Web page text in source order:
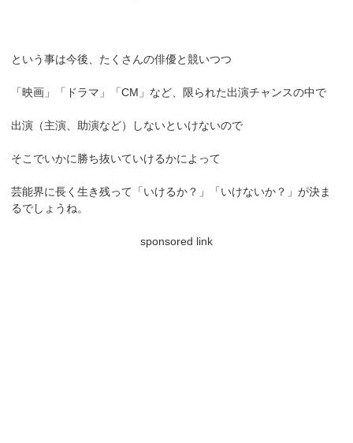
という事は今後、たくさんの俳優と競いつつ
「映画」「ドラマ」「CM」など、限られた出演チャンスの中で
出演（主演、助演など）しないといけないので
そこでいかに勝ち抜いていけるかによって
芸能界に長く生き残って「いけるか？」「いけないか？」が決ま
るでしょうね。
sponsored link